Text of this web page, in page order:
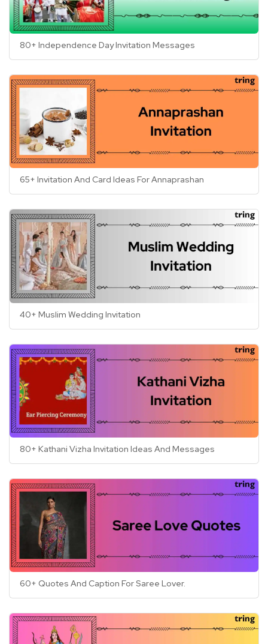
80+ Independence Day Invitation Messages
65+ Invitation And Card Ideas For Annaprashan
40+ Muslim Wedding Invitation
80+ Kathani Vizha Invitation Ideas And Messages
60+ Quotes And Caption For Saree Lover.